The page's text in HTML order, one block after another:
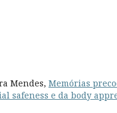
Mendes, Memórias
safeness e da body